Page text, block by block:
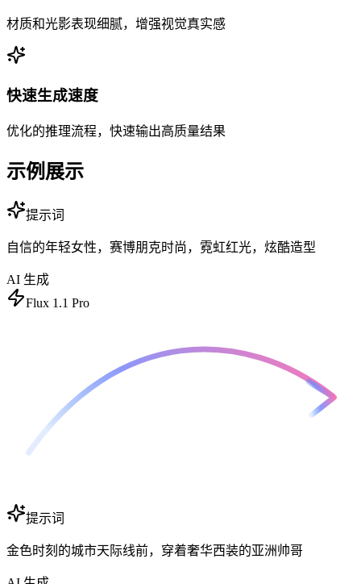
材质和光影表现细腻，增强视觉真实感
快速生成速度
优化的推理流程，快速输出高质量结果
示例展示
提示词
自信的年轻女性，赛博朋克时尚，霓虹红光，炫酷造型
AI 生成
Flux 1.1 Pro
提示词
金色时刻的城市天际线前，穿着奢华西装的亚洲帅哥